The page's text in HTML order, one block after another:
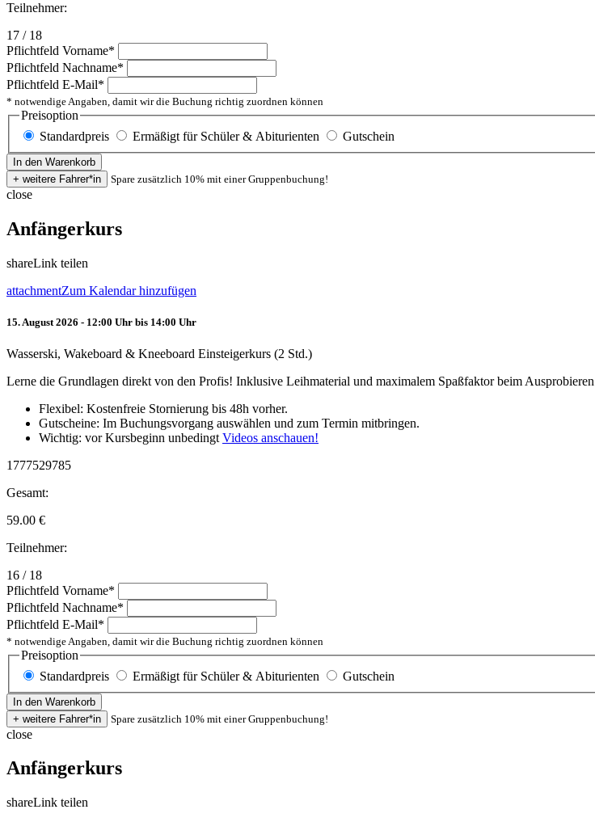
Teilnehmer:
17 / 18
Pflichtfeld Vorname*
Pflichtfeld Nachname*
Pflichtfeld E-Mail*
* notwendige Angaben, damit wir die Buchung richtig zuordnen können
Preisoption
Standardpreis
Ermäßigt für Schüler & Abiturienten Gutschein
Spare zusätzlich 10% mit einer Gruppenbuchung!
close
Anfängerkurs
shareLink teilen
attachmentZum Kalendar hinzufügen
15. August 2026 - 12:00 Uhr bis 14:00 Uhr
Wasserski, Wakeboard & Kneeboard Einsteigerkurs (2 Std.)
Lerne die Grundlagen direkt von den Profis! Inklusive Leihmaterial und maximalem Spaßfaktor beim
Flexibel: Kostenfreie Stornierung bis 48h vorher.
Gutscheine: Im Buchungsvorgang auswählen und zum Termin mitbringen.
Wichtig: vor Kursbeginn unbedingt Videos anschauen!
1777529785
Gesamt:
59.00 €
Teilnehmer:
16 / 18
Pflichtfeld Vorname*
Pflichtfeld Nachname*
Pflichtfeld E-Mail*
* notwendige Angaben, damit wir die Buchung richtig zuordnen können
Preisoption
Standardpreis
Ermäßigt für Schüler & Abiturienten Gutschein
Spare zusätzlich 10% mit einer Gruppenbuchung!
close
Anfängerkurs
shareLink teilen